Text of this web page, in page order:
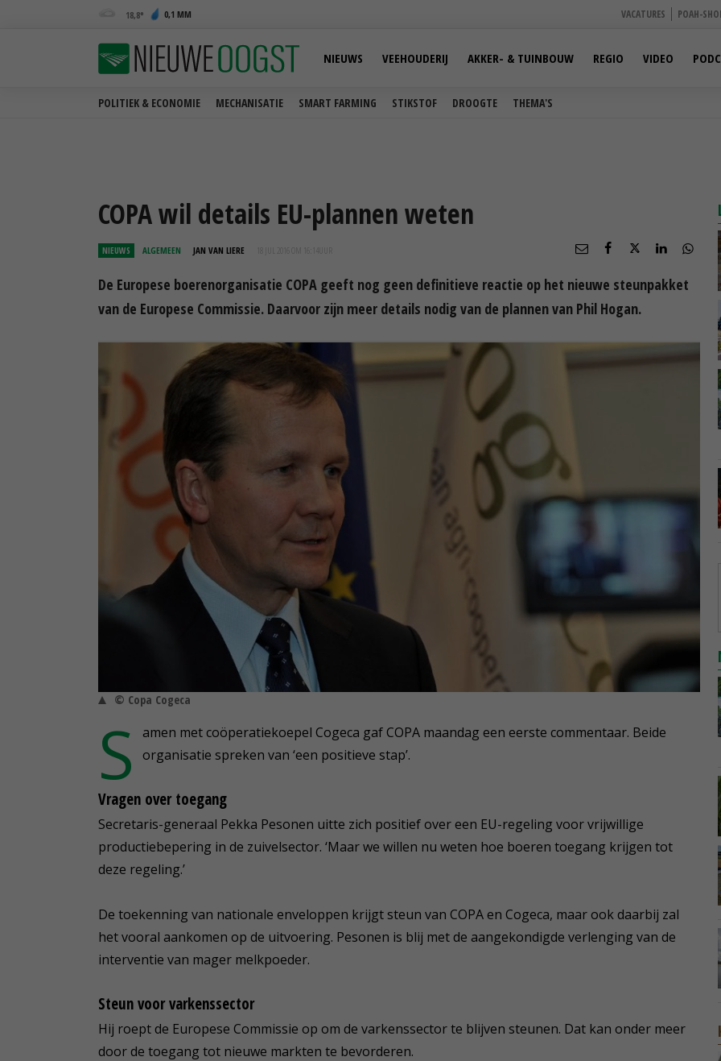
18,8 0,1 MM VACATURES POAH-
POLITIEK & ECONOMIE MECHANISATIE SMART FARMING STIKSTOF DROOGTE THEMA'S
NIEUWS VEEHOUDERIJ AKKER- & TUINBOUW REGIO VIDEO
COPA wil details EU-plannen weten
NIEUWS ALGEMEEN JAN VAN LIERE 18 JUL 2016 OM 16:14
De Europese boerenorganisatie COPA geeft nog geen definitieve reactie op het nieuwe steunpakket
van de Europese Commissie. Daarvoor zijn meer details nodig van de plannen van Phil Hogan.
© Copa Cogeca
S
amen met coöperatiekoepel Cogeca gaf COPA maandag een eerste commentaar. Beide
organisatie spreken van ‘een positieve stap’.
Vragen over toegang
Secretaris-generaal Pekka Pesonen uitte zich positief over een EU-regeling voor vrijwillige
productiebepering in de zuivelsector. ‘Maar we willen nu weten hoe boeren toegang krijgen tot
deze regeling.’
De toekenning van nationale enveloppen krijgt steun van COPA en Cogeca, maar ook daarbij zal
het vooral aankomen op de uitvoering. Pesonen is blij met de aangekondigde verlenging van de
interventie van mager melkpoeder.
Steun voor varkenssector
Hij roept de Europese Commissie op om de varkenssector te blijven steunen. Dat kan onder meer
door de toegang tot nieuwe markten te bevorderen.